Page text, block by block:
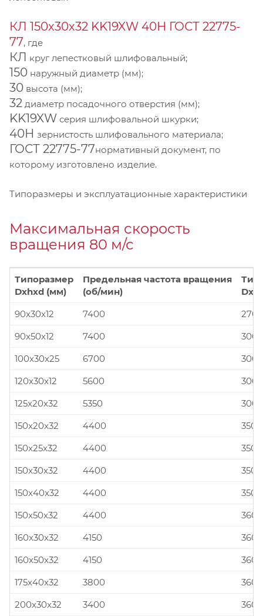
КЛ 150х30х32 KK19XW 40Н ГОСТ 22775-
77, где
КЛ круг лепестковый шлифовальный;
150 наружный диаметр (мм);
30 высота (мм);
32 диаметр посадочного отверстия (мм);
KK19XW серия шлифовальной шкурки;
40Н зернистость шлифовального материала;
ГОСТ 22775-77нормативный документ, по
которому изготовлено изделие.
Типоразмеры и эксплуатационные характеристики
Максимальная скорость
вращения 80 м/с
Типоразмер
Dxhxd (мм)
Предельная частота вращения
(об/мин)
90x30x12
7400
90x50x12
7400
100x30x25
6700
120x30x12
5600
125x20x32
5350
150x20x32
4400
150x25x32
4400
150x30x32
4400
150x40x32
4400
150x50x32
4400
160x30x32
4150
160x50x32
4150
175x40x32
3800
200x30x32
3400